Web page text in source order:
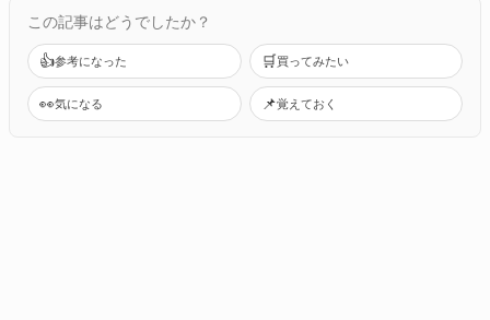
この記事はどうでしたか？
👍参考になった 🛒買ってみたい
👀気になる 📌覚えておく